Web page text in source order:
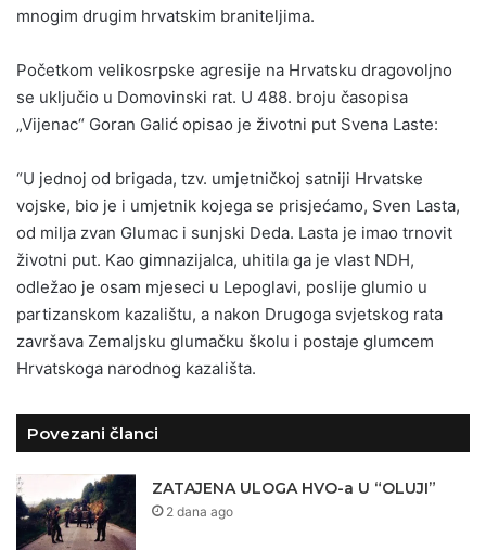
mnogim drugim hrvatskim braniteljima.
Početkom velikosrpske agresije na Hrvatsku dragovoljno
se uključio u Domovinski rat. U 488. broju časopisa
„Vijenac“ Goran Galić opisao je životni put Svena Laste:
“U jednoj od brigada, tzv. umjetničkoj satniji Hrvatske
vojske, bio je i umjetnik kojega se prisjećamo, Sven Lasta,
od milja zvan Glumac i sunjski Deda. Lasta je imao trnovit
životni put. Kao gimnazijalca, uhitila ga je vlast NDH,
odležao je osam mjeseci u Lepoglavi, poslije glumio u
partizanskom kazalištu, a nakon Drugoga svjetskog rata
završava Zemaljsku glumačku školu i postaje glumcem
Hrvatskoga narodnog kazališta.
Povezani članci
ZATAJENA ULOGA HVO-a U “OLUJI”
2 dana ago